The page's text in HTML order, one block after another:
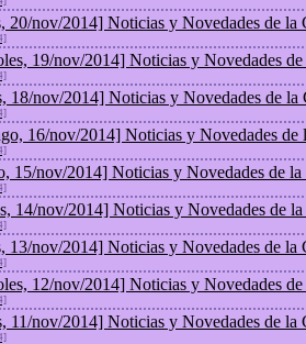
20/nov/2014] Noticias y Novedades de la
19/nov/2014] Noticias y Novedades
18/nov/2014] Noticias y Novedades de la
16/nov/2014] Noticias y Novedades de
15/nov/2014] Noticias y Novedades de
14/nov/2014] Noticias y Novedades de
13/nov/2014] Noticias y Novedades de la
12/nov/2014] Noticias y Novedades
11/nov/2014] Noticias y Novedades de la